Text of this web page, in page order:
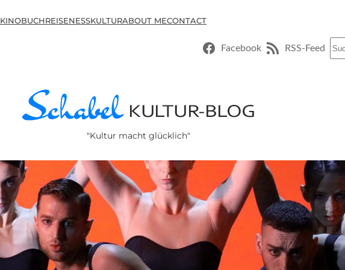
KINOBUCHREISENESSKULTURABOUT MECONTACT
Facebook RSS-Feed
"Kultur macht glücklich"